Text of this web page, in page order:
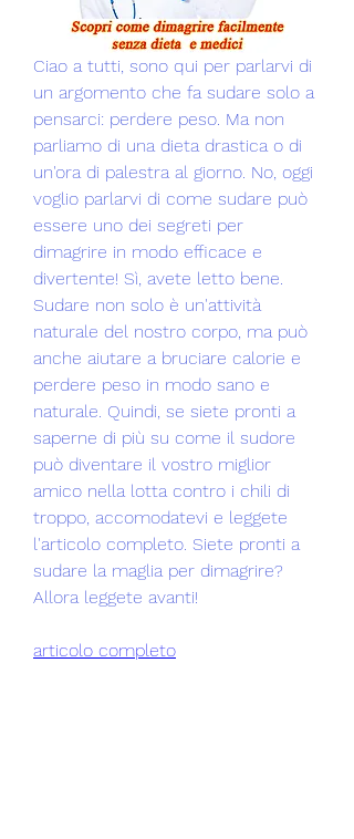
Ciao a tutti, sono qui per parlarvi di
un argomento che fa sudare solo a
pensarci: perdere peso. Ma non
parliamo di una dieta drastica o di
un'ora di palestra al giorno. No, oggi
voglio parlarvi di come sudare può
essere uno dei segreti per
dimagrire in modo efficace e
divertente! Sì, avete letto bene.
Sudare non solo è un'attività
naturale del nostro corpo, ma può
anche aiutare a bruciare calorie e
perdere peso in modo sano e
naturale. Quindi, se siete pronti a
saperne di più su come il sudore
può diventare il vostro miglior
amico nella lotta contro i chili di
troppo, accomodatevi e leggete
l'articolo completo. Siete pronti a
sudare la maglia per dimagrire?
Allora leggete avanti!
articolo completo